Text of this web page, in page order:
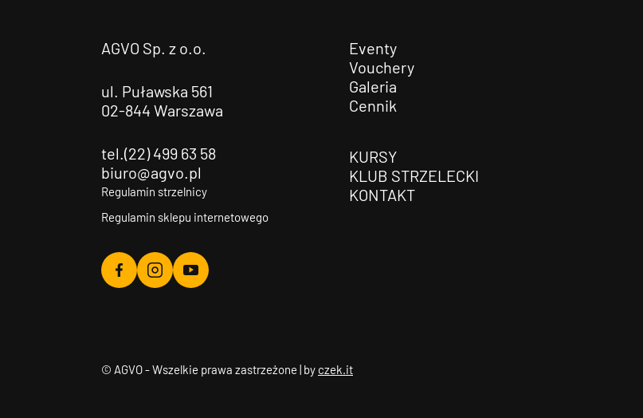
AGVO Sp. z o.o.
ul. Puławska 561
02-844 Warszawa
tel.(22) 499 63 58
biuro@agvo.pl
Regulamin strzelnicy
Regulamin sklepu internetowego
Agvo
Agvo
Agvo
Eventy
Vouchery
Galeria
Cennik
KURSY
KLUB STRZELECKI
KONTAKT
© AGVO - Wszelkie prawa zastrzeżone | by czek.it